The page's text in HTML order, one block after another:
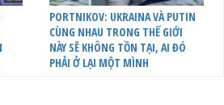
PORTNIKOV: UKRAINA VÀ PUTIN
CÙNG NHAU TRONG THẾ GIỚI
NÀY SẼ KHÔNG TỒN TẠI, AI ĐÓ
PHẢI Ở LẠI MỘT MÌNH